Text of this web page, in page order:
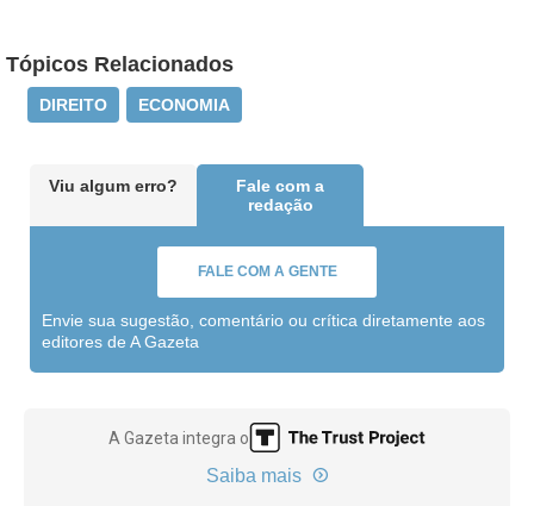
Tópicos Relacionados
DIREITO ECONOMIA
Viu algum erro?
Fale com a
redação
FALE COM A GENTE
Envie sua sugestão, comentário ou crítica diretamente aos
editores de A Gazeta
A Gazeta integra o
Saiba mais